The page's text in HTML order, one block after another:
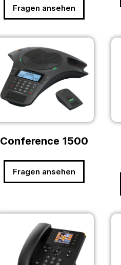
Fragen ansehen
Conference 1500
Fragen ansehen